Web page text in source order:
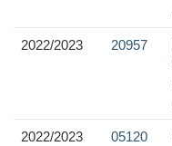
2022/2023 20957
2022/2023 05120